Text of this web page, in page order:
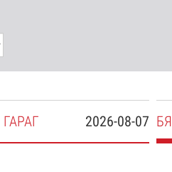
2026-08-07
ГАРАГ БЯ